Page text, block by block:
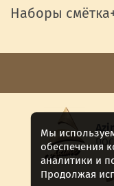
Наборы
Мы
обеспечения
аналитики и
Продолжая